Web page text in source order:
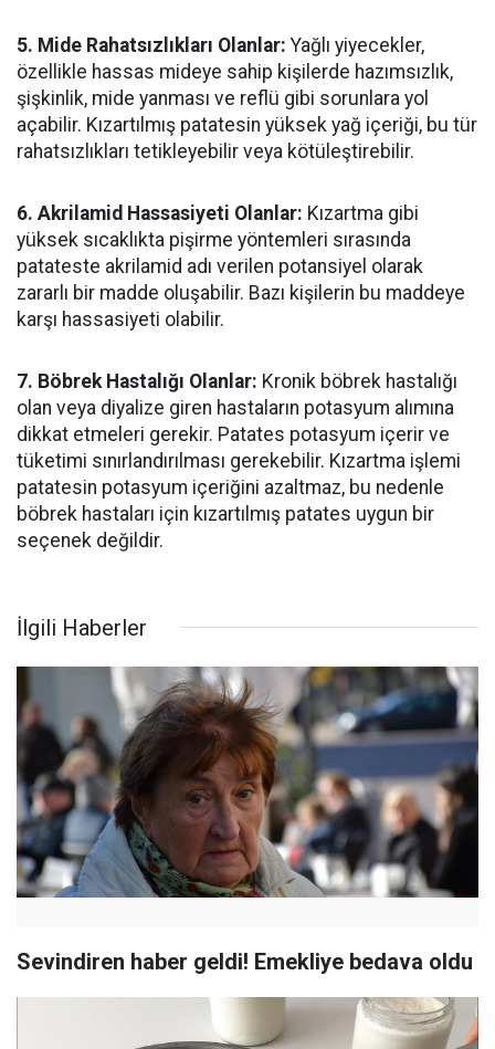
5. Mide Rahatsızlıkları Olanlar: Yağlı yiyecekler,
özellikle hassas mideye sahip kişilerde hazımsızlık,
şişkinlik, mide yanması ve reflü gibi sorunlara yol
açabilir. Kızartılmış patatesin yüksek yağ içeriği, bu tür
rahatsızlıkları tetikleyebilir veya kötüleştirebilir.
6. Akrilamid Hassasiyeti Olanlar: Kızartma gibi
yüksek sıcaklıkta pişirme yöntemleri sırasında
patateste akrilamid adı verilen potansiyel olarak
zararlı bir madde oluşabilir. Bazı kişilerin bu maddeye
karşı hassasiyeti olabilir.
7. Böbrek Hastalığı Olanlar: Kronik böbrek hastalığı
olan veya diyalize giren hastaların potasyum alımına
dikkat etmeleri gerekir. Patates potasyum içerir ve
tüketimi sınırlandırılması gerekebilir. Kızartma işlemi
patatesin potasyum içeriğini azaltmaz, bu nedenle
böbrek hastaları için kızartılmış patates uygun bir
seçenek değildir.
İlgili Haberler
Sevindiren haber geldi! Emekliye bedava oldu